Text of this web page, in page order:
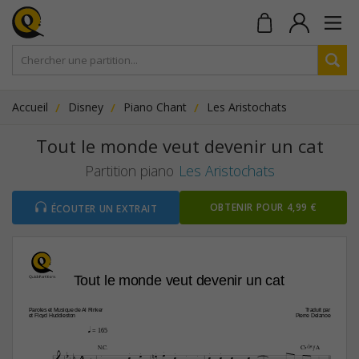
Accueil Disney Piano Chant Les Aristochats
Tout le monde veut devenir un cat
Partition piano Les Aristochats
ÉCOUTER UN EXTRAIT OBTENIR POUR 4,99 €
Paroles et Musique de Al Rinker
et Floyd Huddleston
Tout le monde veut devenir un cat
Traduit par
Pierre Delanoe
µ C¨(b5)/A
q = 165
          
 
 